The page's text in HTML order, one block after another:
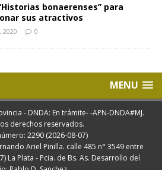
bonaerenses” para
sus atractivos
2020 0
MENU
- DNDA: En trámite- -APN-DNDA#MJ.
derechos reservados.
2290 (2026-08-07)
Ariel Pinilla. calle 485 n° 3549 entre
La Plata - Pcia. de Bs. As. Desarrollo del